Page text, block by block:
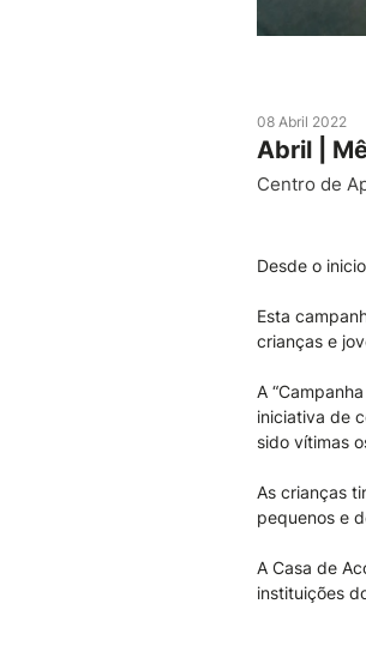
08 Abril 2022
Abril |
Centro de
Desde o
Esta
crianças e
A
iniciativa de
sido vítimas
As crianças
pequenos e
A Casa de
instituições